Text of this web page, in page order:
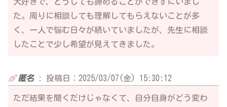
た。周りに相談しても理解してもらえないことが多
く、一人で悩む日々が続いていましたが、先生に相談
したことで少し希望が見えてきました。
匿名: 投稿日：2025/03/07(金) 15:30:12
ただ結果を聞くだけじゃなくて、自分自身がどう変わ